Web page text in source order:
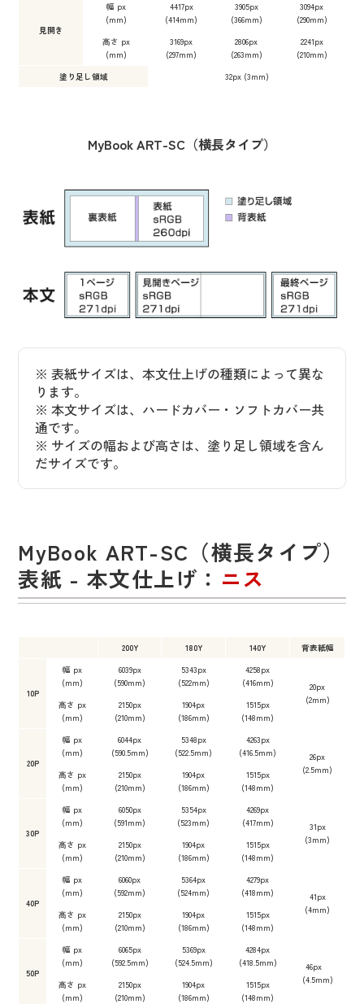
見開き
幅 px
(mm)
4417px
(414mm)
3905px
(366mm)
3094px
(290mm)
高さ px
(mm)
3169px
(297mm)
2806px
(263mm)
2241px
(210mm)
塗り足し領域
32px (3mm)
MyBook ART-SC（横長タイプ）
※ 表紙サイズは、本文仕上げの種類によって異な
ります。
※ 本文サイズは、ハードカバー・ソフトカバー共
通です。
※ サイズの幅および高さは、塗り足し領域を含ん
だサイズです。
MyBook ART-SC（横長タイプ）
表紙 - 本文仕上げ： ニス
200Y 180Y 140Y 背表紙幅
10P
幅 px
(mm)
6039px
(590mm)
5343px
(522mm)
4258px
(416mm)
20px
(2mm)
高さ px
(mm)
2150px
(210mm)
1904px
(186mm)
1515px
(148mm)
20P
幅 px
(mm)
6044px
(590.5mm)
5348px
(522.5mm)
4263px
(416.5mm)
26px
(2.5mm)
高さ px
(mm)
2150px
(210mm)
1904px
(186mm)
1515px
(148mm)
30P
幅 px
(mm)
6050px
(591mm)
5354px
(523mm)
4269px
(417mm)
31px
(3mm)
高さ px
(mm)
2150px
(210mm)
1904px
(186mm)
1515px
(148mm)
40P
幅 px
(mm)
6060px
(592mm)
5364px
(524mm)
4279px
(418mm)
41px
(4mm)
高さ px
(mm)
2150px
(210mm)
1904px
(186mm)
1515px
(148mm)
50P
幅 px
(mm)
6065px
(592.5mm)
5369px
(524.5mm)
4284px
(418.5mm)
46px
(4.5mm)
高さ px
(mm)
2150px
(210mm)
1904px
(186mm)
1515px
(148mm)